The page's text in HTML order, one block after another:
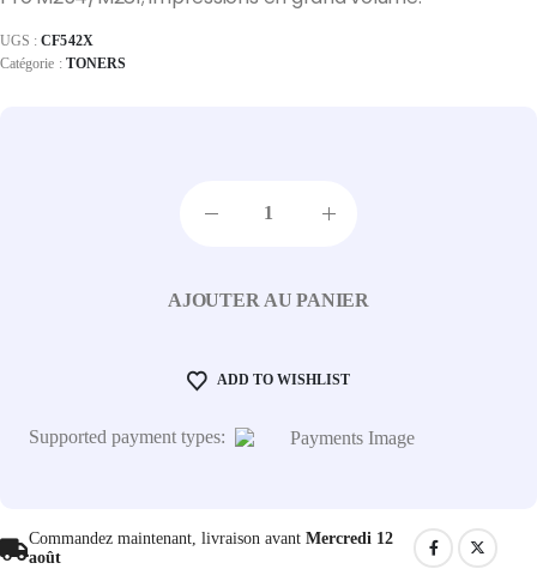
UGS :CF542X
Catégorie : TONERS
AJOUTER AU PANIER
ADD TO WISHLIST
Supported payment types:
Commandez maintenant, livraison avant Mercredi 12
août